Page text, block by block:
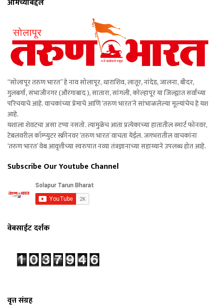
आमच्याबद्दल
“सोलापूर तरुण भारत” हे नाव सोलापूर, धाराशिव, लातूर, नांदेड, जालना, बीदर,
गुलबर्गा, संभाजीनगर (औरंगाबाद ), सातारा, सांगली, कोल्हापूर या जिल्ह्यात सर्वांच्या
परिचयाचे आहे. वाचकांच्या प्रेमाचे आणि ‘तरुण भारत’ने सांभाळलेल्या मूल्यांचेच हे यश
आहे.
यशाला शेवटचा असा टप्पा नसतो. त्यामुळेच आता प्रत्येकाच्या हातातील स्मार्ट फोनवर,
टेबलवरील कॉम्प्युटर स्क्रीनवर ‘तरुण भारत’ वाचता येईल. जगभरातील वाचकांना
‘तरुण भारत’ वेब आवृत्तीच्या स्वरुपात नव्या तंत्रज्ञानाच्या सहाय्याने उपलब्ध होत आहे.
Subscribe Our Youtube Channel
वेबसाईट दर्शक
वृत्त संग्रह